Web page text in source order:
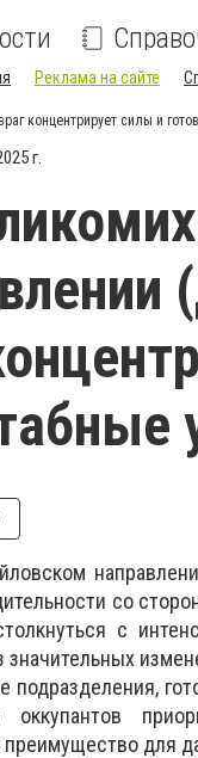
Реклама на сайте
концентрирует силы и
г.
со
с
подразделения,
оккупантов
преимущество для